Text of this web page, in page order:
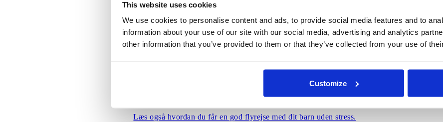
This website uses cookies
We use cookies to personalise content and ads, to provide social media features and to
information about your use of our site with our social media, advertising and analytics
other information that you’ve provided to them or that they’ve collected from your use of
Customize
medlemmer mulighed for at scanne deres fingeraftryk og pas på automatiske kiosker i
tilmelding med fingeraftryk kræves for tilmelding.
Læs også hvordan du kommer nemt og hurtigt gennem lufthavnen.
Med mindre du tilfældigvis flyver med et rejseselskab som har individuelle skærme for
Læs også hvordan du får en god flyrejse med dit barn uden stress.